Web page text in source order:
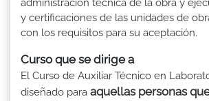
administración técnica de la obra y
y certificaciones de las unidades de
con los requisitos para su aceptación.
Curso que se dirige a
El Curso de Auxiliar Técnico en
diseñado para aquellas personas